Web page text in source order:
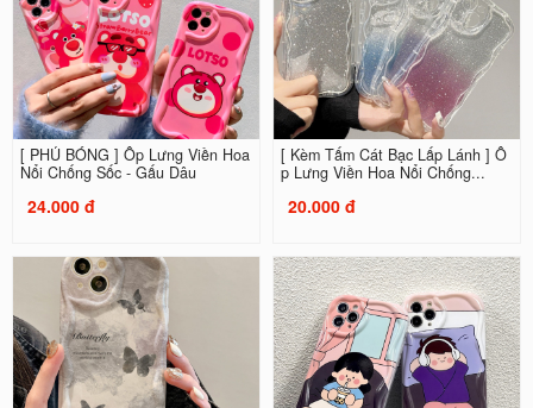
[ PHỦ BÓNG ] Ốp Lưng Viền Hoa
Nổi Chống Sốc - Gấu Dâu
24.000 đ
[ Kèm Tấm Cát Bạc Lấp Lánh ] Ố
p Lưng Viền Hoa Nổi Chống...
20.000 đ